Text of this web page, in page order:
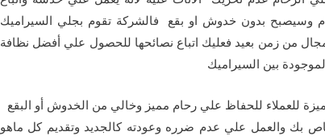
وسيصبح بدون خدوش او بقع فالشركة تقوم بجلي السيراميك
من زمن بعيد فعليك اتباع نصائحها للحصول علي أفضل نظافة
بين السيراميك
للعملاء للحفاظ علي رحام مميز وخالي من الخدوش أو البقع
بك والعمل علي عدم ضرره وعودته كالجديد وتقديم كل ماهو